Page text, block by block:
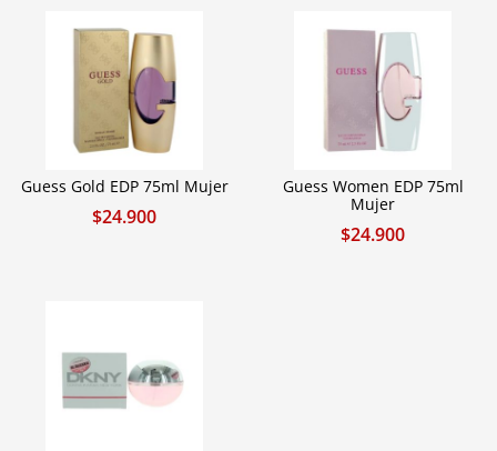
Guess Gold EDP 75ml Mujer
$24.900
Guess Women EDP 75ml
Mujer
$24.900